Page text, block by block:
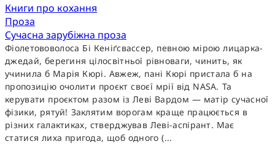
Книги про кохання
Проза
Сучасна зарубіжна проза
Фіолетововолоса Бі Кеніґсвассер, певною мірою лицарка-
джедай, берегиня цілосвітньої рівноваги, чинить, як
учинила б Марія Кюрі. Авжеж, пані Кюрі пристала б на
пропозицію очолити проєкт своєї мрії від NASA. Та
керувати проєктом разом із Леві Вардом — матір сучасної
фізики, рятуй! Заклятим ворогам краще працюється в
різних галактиках, стверджував Леві-аспірант. Має
статися лиха пригода, щоб одного (...